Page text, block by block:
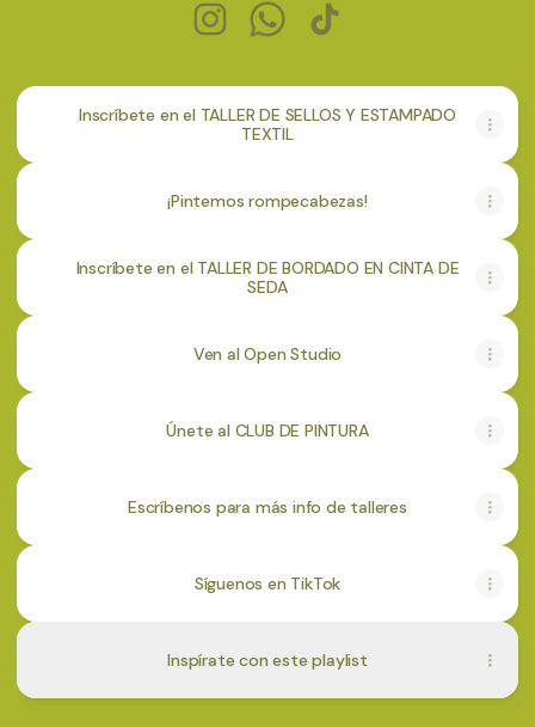
Inscríbete en el TALLER DE SELLOS Y ESTAMPADO
TEXTIL
¡Pintemos rompecabezas!
Inscríbete en el TALLER DE BORDADO EN CINTA DE
SEDA
Ven al Open Studio
Únete al CLUB DE PINTURA
Escríbenos para más info de talleres
Síguenos en TikTok
Inspírate con este playlist